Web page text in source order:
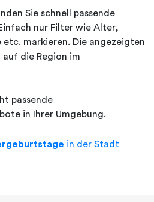
Sie schnell passende
nur Filter wie Alter,
etc. markieren. Die angezeigten
die Region im
passende
in Ihrer Umgebung.
in der Stadt